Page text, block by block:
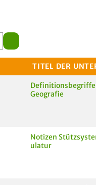
TITEL DER
Definitionsbegriffe
Geografie
Notizen
ulatur